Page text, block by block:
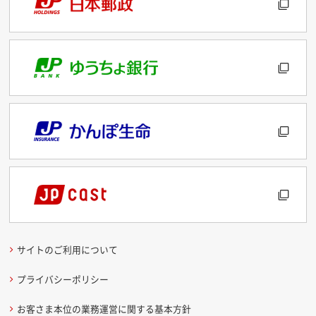
サイトのご利用について
プライバシーポリシー
お客さま本位の業務運営に関する基本方針